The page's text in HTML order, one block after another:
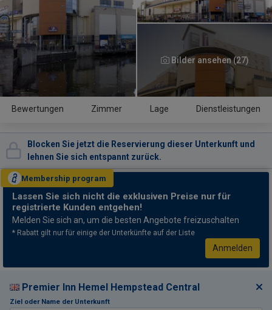
Bilder ansehen (27)
Bewertungen Zimmer Lage Dienstleistungen
Blocken Sie jetzt die Reservierung dieser Unterkunft und
lehnen Sie sich entspannt zurück.
Membership program
Lassen Sie sich nicht die exklusiven Preise nur für
registrierte Kunden entgehen!
Melden Sie sich an, um die besten Angebote freizuschalten
* Rabatt gilt nur für einige der Unterkünfte auf der Liste
Anmelden
Premier Inn Hemel Hempstead Central
Ziel oder Name der Unterkunft